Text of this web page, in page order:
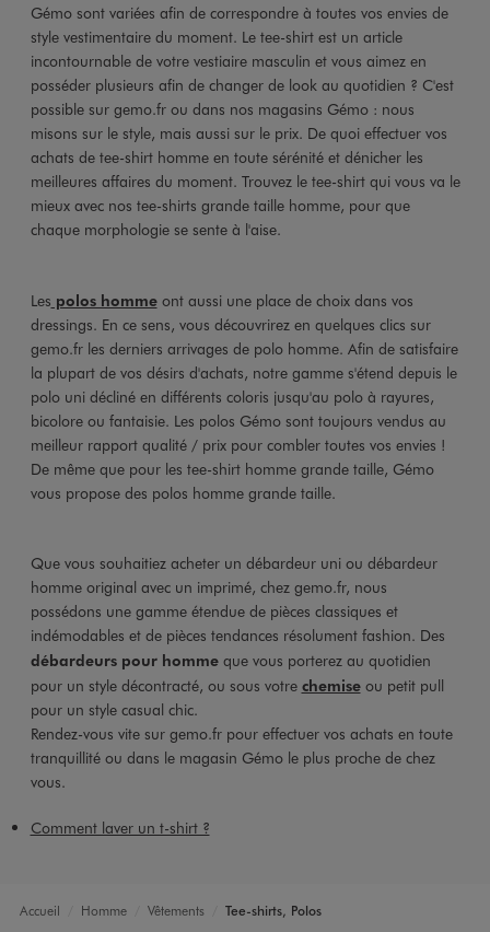
Gémo sont variées afin de correspondre à toutes vos envies de
style vestimentaire du moment. Le tee-shirt est un article
incontournable de votre vestiaire masculin et vous aimez en
posséder plusieurs afin de changer de look au quotidien ? C'est
possible sur gemo.fr ou dans nos magasins Gémo : nous
misons sur le style, mais aussi sur le prix. De quoi effectuer vos
achats de tee-shirt homme en toute sérénité et dénicher les
meilleures affaires du moment. Trouvez le tee-shirt qui vous va le
mieux avec nos tee-shirts grande taille homme, pour que
chaque morphologie se sente à l'aise.
Les polos hommeont aussi une place de choix dans vos
dressings. En ce sens, vous découvrirez en quelques clics sur
gemo.fr les derniers arrivages de polo homme. Afin de satisfaire
la plupart de vos désirs d'achats, notre gamme s'étend depuis le
polo uni décliné en différents coloris jusqu'au polo à rayures,
bicolore ou fantaisie. Les polos Gémo sont toujours vendus au
meilleur rapport qualité / prix pour combler toutes vos envies !
De même que pour les tee-shirt homme grande taille, Gémo
vous propose des polos homme grande taille.
Que vous souhaitiez acheter un débardeur uni ou débardeur
homme original avec un imprimé, chez gemo.fr, nous
possédons une gamme étendue de pièces classiques et
indémodables et de pièces tendances résolument fashion. Des
débardeurs pour hommeque vous porterez au quotidien
pour un style décontracté, ou sous votre chemiseou petit pull
pour un style casual chic.
Rendez-vous vite sur gemo.fr pour effectuer vos achats en toute
tranquillité ou dans le magasin Gémo le plus proche de chez
vous.
Comment laver un t-shirt ?
Accueil Homme Vêtements Tee-shirts, Polos